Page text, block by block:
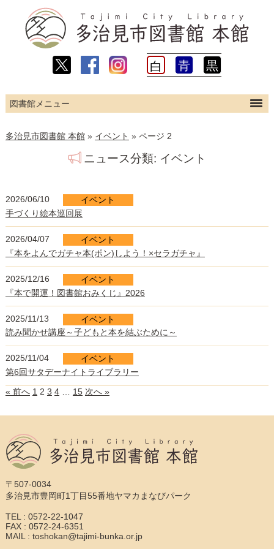
白 青 黒
こどものページ
利用者のページ （PC版）
ログイン
多治見市図書館 本館» イベント » ページ 2
ニュース分類: イベント
2026/06/10
イベント
手づくり絵本巡回展
2026/04/07
イベント
『本をよんでガチャ本(ポン)しよう！×セラガチャ』
2025/12/16
イベント
『本で開運！図書館おみくじ』2026
2025/11/13
イベント
読み聞かせ講座～子どもと本を結ぶために～
2025/11/04
イベント
第6回サタデーナイトライブラリー
« 前へ 1 2 3 4 15 次へ »
〒507-0034
多治見市豊岡町1丁目55番地ヤマカまなびパーク
TEL : 0572-22-1047
FAX : 0572-24-6351
MAIL : toshokan@tajimi-bunka.or.jp